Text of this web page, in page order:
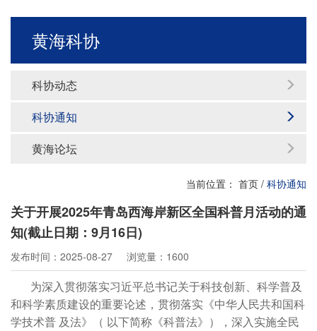
黄海科协
科协动态
科协通知
黄海论坛
当前位置： 首页 / 科协通知
关于开展2025年青岛西海岸新区全国科普月活动的通
知(截止日期：9月16日)
发布时间：2025-08-27 浏览量：1600
为深入贯彻落实习近平总书记关于科技创新、科学普及
和科学素质建设的重要论述，贯彻落实《中华人民共和国科
学技术普 及法》（ 以下简称《科普法》），深入实施全民